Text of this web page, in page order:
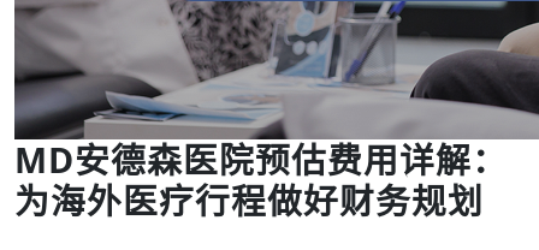
MD安德森医院预估费用详解：
为海外医疗行程做好财务规划